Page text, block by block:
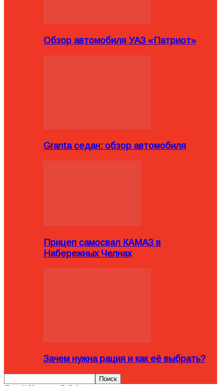
Обзор автомобиля УАЗ «Патриот»
Granta седан: обзор автомобиля
Прицеп самосвал КАМАЗ в
Набережных Челнах
Зачем нужна рация и как её выбрать?